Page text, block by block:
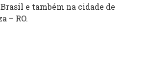
e também na cidade de
– RO.